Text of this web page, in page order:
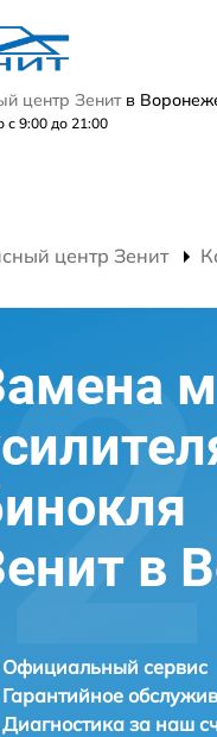
центр Зенит в
с 9:00 до 21:00
центр Зенит
в
Официальный сервис
Гарантийное
Диагностика за наш